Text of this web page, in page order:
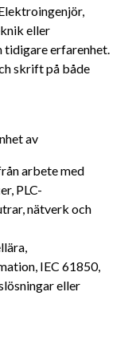
eller
tidigare erfarenhet.
skrift på både
av
arbete med
PLC-
nätverk och
IEC 61850,
eller